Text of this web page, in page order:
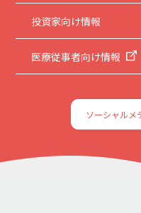
投資家向け情報
医療従事者向け情報
ソーシャルメ